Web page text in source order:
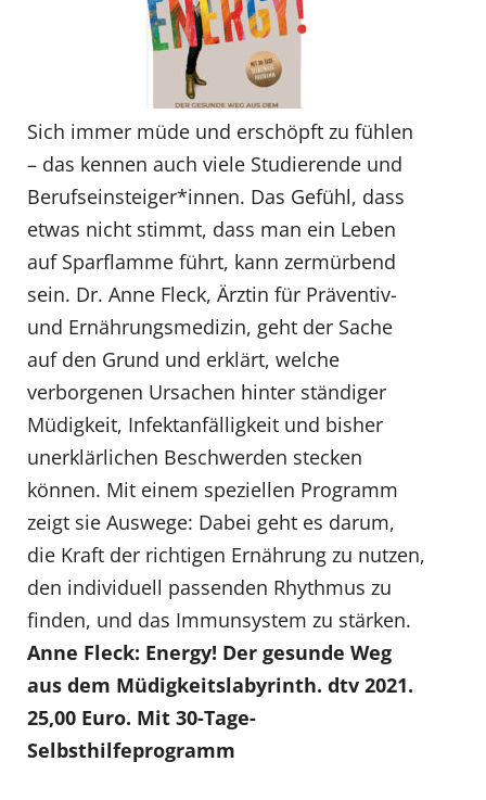
Sich immer müde und erschöpft zu fühlen
– das kennen auch viele Studierende und
Berufseinsteiger*innen. Das Gefühl, dass
etwas nicht stimmt, dass man ein Leben
auf Sparflamme führt, kann zermürbend
sein. Dr. Anne Fleck, Ärztin für Präventiv-
und Ernährungsmedizin, geht der Sache
auf den Grund und erklärt, welche
verborgenen Ursachen hinter ständiger
Müdigkeit, Infektanfälligkeit und bisher
unerklärlichen Beschwerden stecken
können. Mit einem speziellen Programm
zeigt sie Auswege: Dabei geht es darum,
die Kraft der richtigen Ernährung zu nutzen,
den individuell passenden Rhythmus zu
finden, und das Immunsystem zu stärken.
Anne Fleck: Energy! Der gesunde Weg
aus dem Müdigkeitslabyrinth. dtv 2021.
25,00 Euro. Mit 30-Tage-
Selbsthilfeprogramm